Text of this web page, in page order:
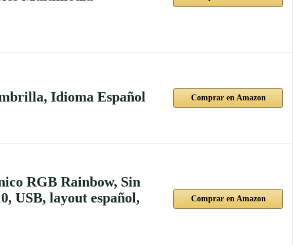
Idioma Español
Comprar en Amazon
RGB Rainbow, Sin
USB, layout español,
Comprar en Amazon